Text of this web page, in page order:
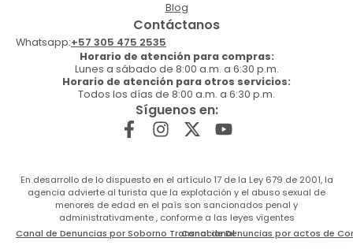
Blog
Contáctanos
Whatsapp:+57 305 475 2535
Horario de atención para compras:
Lunes a sábado de 8:00 a.m. a 6:30 p.m.
Horario de atención para otros servicios:
Todos los días de 8:00 a.m. a 6:30 p.m.
Síguenos en:
En desarrollo de lo dispuesto en el artículo 17 de la Ley 679 de 2001, la
agencia advierte al turista que la explotación y el abuso sexual de
menores de edad en el país son sancionados penal y
administrativamente , conforme a las leyes vigentes
Canal de Denuncias por Soborno TransnacionalCanal de Denuncias por actos de